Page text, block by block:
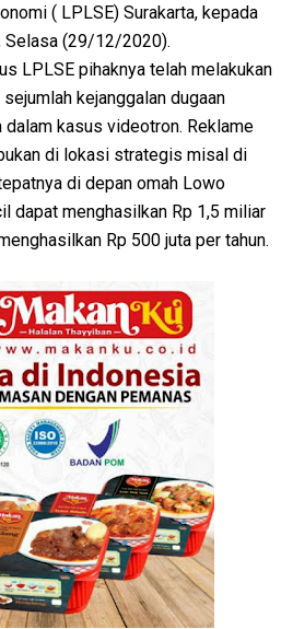
( LPLSE) Surakarta, kepada
Selasa (29/12/2020).
LPLSE pihaknya telah melakukan
kejanggalan dugaan
kasus videotron. Reklame
di lokasi strategis misal di
di depan omah Lowo
dapat menghasilkan Rp 1,5 miliar
Rp 500 juta per tahun.